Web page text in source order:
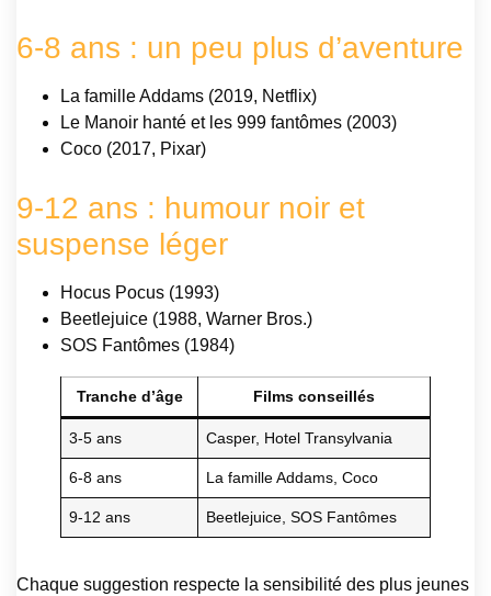
6-8 ans : un peu plus d’aventure
La famille Addams (2019, Netflix)
Le Manoir hanté et les 999 fantômes (2003)
Coco (2017, Pixar)
9-12 ans : humour noir et
suspense léger
Hocus Pocus (1993)
Beetlejuice (1988, Warner Bros.)
SOS Fantômes (1984)
Tranche d’âge Films conseillés
3-5 ans Casper, Hotel Transylvania
6-8 ans La famille Addams, Coco
9-12 ans Beetlejuice, SOS Fantômes
Chaque suggestion respecte la sensibilité des plus jeunes